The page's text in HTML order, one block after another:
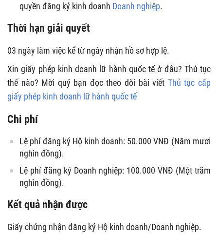
quyền đăng ký kinh doanh Doanh nghiệp.
Thời hạn giải quyết
03 ngày làm việc kể từ ngày nhận hồ sơ hợp lệ.
Xin giấy phép kinh doanh lữ hành quốc tế ở đâu? Thủ tục
thế nào? Mời quý bạn đọc theo dõi bài viết Thủ tục cấp
giấy phép kinh doanh lữ hành quốc tế
Chi phí
Lệ phí đăng ký Hộ kinh doanh: 50.000 VNĐ (Năm mươi
nghìn đồng).
Lệ phí đăng ký Doanh nghiệp: 100.000 VNĐ (Một trăm
nghìn đồng).
Kết quả nhận được
Giấy chứng nhận đăng ký Hộ kinh doanh/Doanh nghiệp.